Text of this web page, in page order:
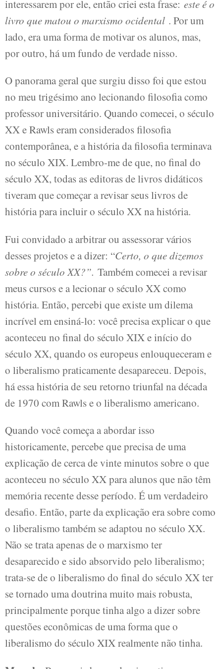
interessarem por ele, então criei esta frase: este é o
livro que matou o marxismo ocidental . Por um
lado, era uma forma de motivar os alunos, mas,
por outro, há um fundo de verdade nisso.
O panorama geral que surgiu disso foi que estou
no meu trigésimo ano lecionando filosofia como
professor universitário. Quando comecei, o século
XX e Rawls eram considerados filosofia
contemporânea, e a história da filosofia terminava
no século XIX. Lembro-me de que, no final do
século XX, todas as editoras de livros didáticos
tiveram que começar a revisar seus livros de
história para incluir o século XX na história.
Fui convidado a arbitrar ou assessorar vários
desses projetos e a dizer: “Certo, o que dizemos
sobre o século XX?”. Também comecei a revisar
meus cursos e a lecionar o século XX como
história. Então, percebi que existe um dilema
incrível em ensiná-lo: você precisa explicar o que
aconteceu no final do século XIX e início do
século XX, quando os europeus enlouqueceram e
o liberalismo praticamente desapareceu. Depois,
há essa história de seu retorno triunfal na década
de 1970 com Rawls e o liberalismo americano.
Quando você começa a abordar isso
historicamente, percebe que precisa de uma
explicação de cerca de vinte minutos sobre o que
aconteceu no século XX para alunos que não têm
memória recente desse período. É um verdadeiro
desafio. Então, parte da explicação era sobre como
o liberalismo também se adaptou no século XX.
Não se trata apenas de o marxismo ter
desaparecido e sido absorvido pelo liberalismo;
trata-se de o liberalismo do final do século XX ter
se tornado uma doutrina muito mais robusta,
principalmente porque tinha algo a dizer sobre
questões econômicas de uma forma que o
liberalismo do século XIX realmente não tinha.